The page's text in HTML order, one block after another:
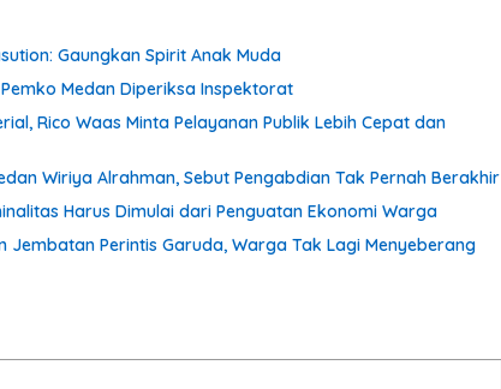
Gaungkan Spirit Anak Muda
Medan Diperiksa Inspektorat
Rico Waas Minta Pelayanan Publik Lebih Cepat dan
Wiriya Alrahman, Sebut Pengabdian Tak Pernah Berakhir
Harus Dimulai dari Penguatan Ekonomi Warga
Jembatan Perintis Garuda, Warga Tak Lagi Menyeberang